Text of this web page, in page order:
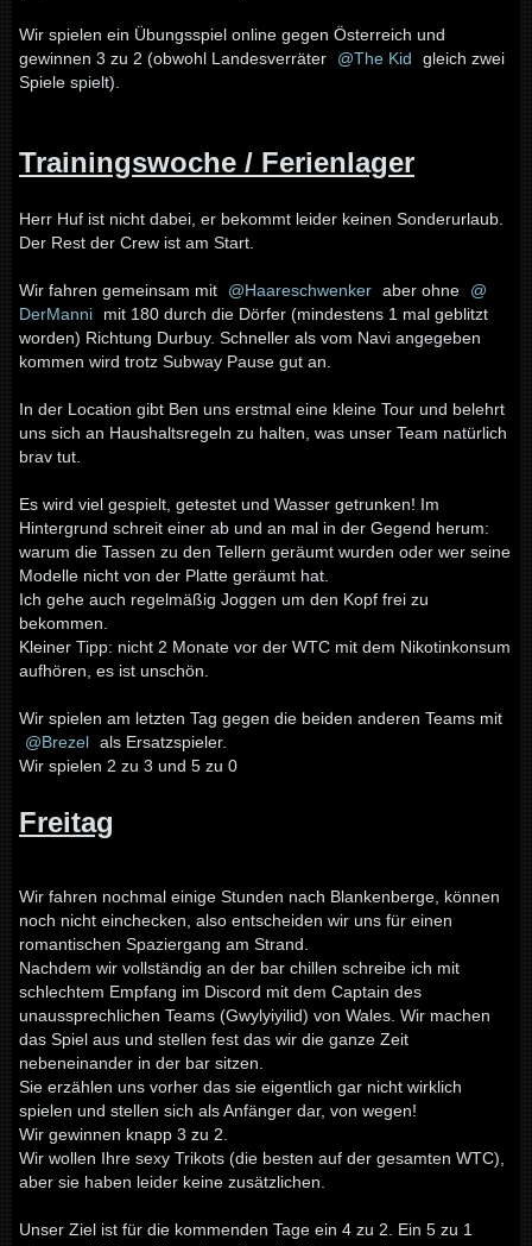
Wir spielen ein Übungsspiel online gegen Österreich und
gewinnen 3 zu 2 (obwohl Landesverräter
The Kid
gleich zwei
Spiele spielt).
Trainingswoche / Ferienlager
Herr Huf ist nicht dabei, er bekommt leider keinen Sonderurlaub.
Der Rest der Crew ist am Start.
Wir fahren gemeinsam mit Haareschwenker aber ohne
DerManni
mit 180 durch die Dörfer (mindestens 1 mal geblitzt
worden) Richtung Durbuy. Schneller als vom Navi angegeben
kommen wird trotz Subway Pause gut an.
In der Location gibt Ben uns erstmal eine kleine Tour und belehrt
uns sich an Haushaltsregeln zu halten, was unser Team natürlich
brav tut.
Es wird viel gespielt, getestet und Wasser getrunken! Im
Hintergrund schreit einer ab und an mal in der Gegend herum:
warum die Tassen zu den Tellern geräumt wurden oder wer seine
Modelle nicht von der Platte geräumt hat.
Ich gehe auch regelmäßig Joggen um den Kopf frei zu
bekommen.
Kleiner Tipp: nicht 2 Monate vor der WTC mit dem Nikotinkonsum
aufhören, es ist unschön.
Wir spielen am letzten Tag gegen die beiden anderen Teams mit
Brezel als Ersatzspieler.
Wir spielen 2 zu 3 und 5 zu 0
Freitag
Wir fahren nochmal einige Stunden nach Blankenberge, können
noch nicht einchecken, also entscheiden wir uns für einen
romantischen Spaziergang am Strand.
Nachdem wir vollständig an der bar chillen schreibe ich mit
schlechtem Empfang im Discord mit dem Captain des
unaussprechlichen Teams (Gwylyiyilid) von Wales. Wir machen
das Spiel aus und stellen fest das wir die ganze Zeit
nebeneinander in der bar sitzen.
Sie erzählen uns vorher das sie eigentlich gar nicht wirklich
spielen und stellen sich als Anfänger dar, von wegen!
Wir gewinnen knapp 3 zu 2.
Wir wollen Ihre sexy Trikots (die besten auf der gesamten WTC),
aber sie haben leider keine zusätzlichen.
Unser Ziel ist für die kommenden Tage ein 4 zu 2. Ein 5 zu 1